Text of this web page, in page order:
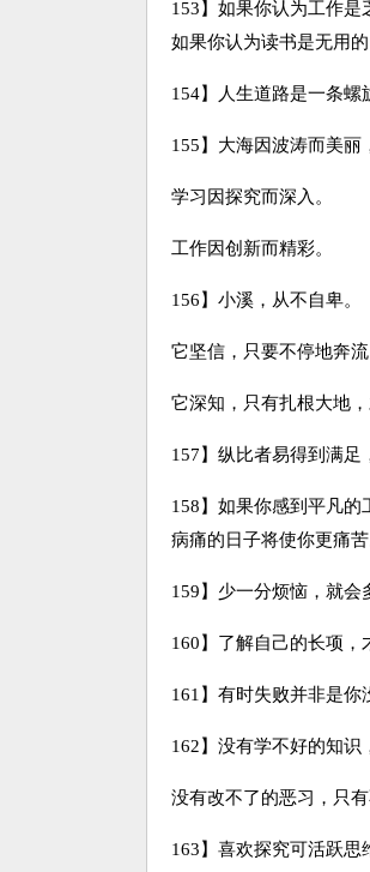
153】如果你认为工作是
如果你认为读书是无用
154】人生道路是一条螺
155】大海因波涛而美丽
学习因探究而深入。
工作因创新而精彩。
156】小溪，从不自卑。
它坚信，只要不停地奔
它深知，只有扎根大地
157】纵比者易得到满足
158】如果你感到平凡
病痛的日子将使你更痛苦
159】少一分烦恼，就会
160】了解自己的长项，
161】有时失败并非是你
162】没有学不好的知识
没有改不了的恶习，只
163】喜欢探究可活跃